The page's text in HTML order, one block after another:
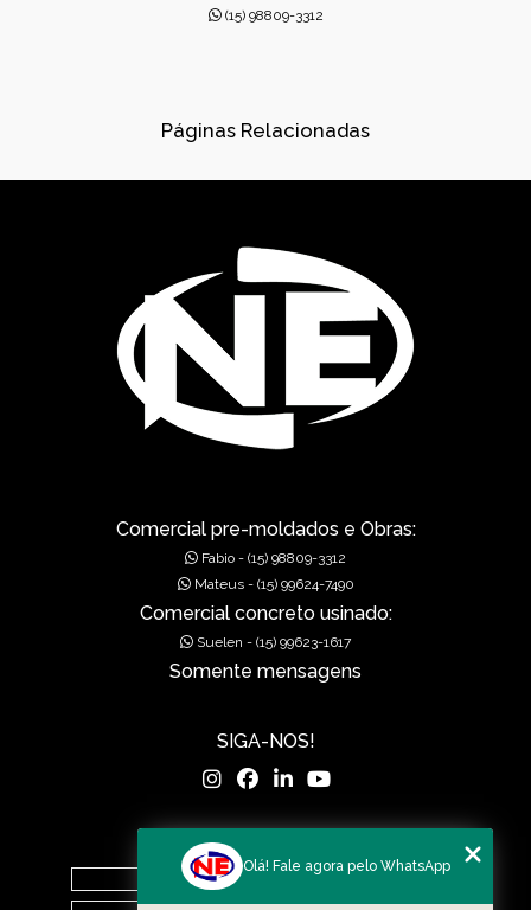
CONCRETO USINADO INDUSTRIAL
FÁBRICA DE PRÉ-MOLDADOS
GÁRGULAS PRÉ-MOLDADAS
GRELHAS PARA BOCA DE LEÃO
MUROS DE ALA PRÉ-MOLDADOS
MUROS EM CONCRETO
MUROS PRÉ FABRICADOS
PISOS DE CONCRETO
(15) 98809-3312
Páginas Relacionadas
Comercial pre-moldados e Obras:
Fabio - (15) 98809-3312
Mateus - (15) 99624-7490
Comercial concreto usinado:
Suelen - (15) 99623-1617
Somente mensagens
SIGA-NOS!
Olá! Fale agora pelo WhatsApp